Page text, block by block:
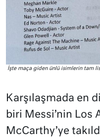
İşte maça giden ünlü isimlerin tam
Karşılaşmada en
biri Messi’nin Los
McCarthy’ye